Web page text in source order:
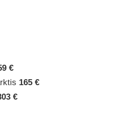
€
165 €
€